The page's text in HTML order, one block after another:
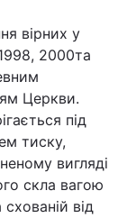
вірних у
2000та
Церкви.
під
тиску,
вигляді
скла вагою
від